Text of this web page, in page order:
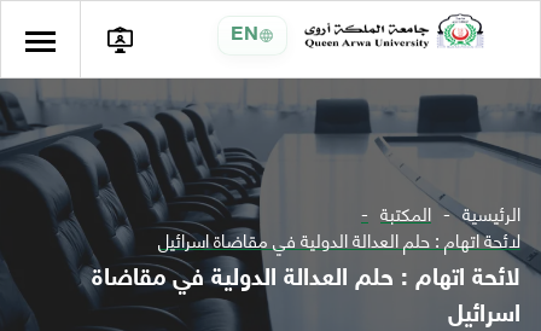
EN
الرئيسية المكتبة
لائحة اتهام : حلم العدالة الدولية في مقاضاة اسرائيل
لائحة اتهام : حلم العدالة الدولية في مقاضاة
اسرائيل